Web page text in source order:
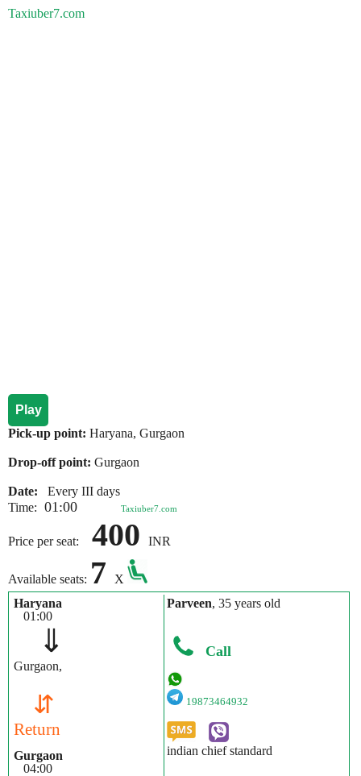
Taxiuber7.com
Play
Pick-up point: Haryana, Gurgaon
Drop-off point: Gurgaon
Date:
Every III days
Time: 01:00 Taxiuber7.com
Price per seat: 400 INR
Available seats: 7
X
Haryana
01:00
⇓
Gurgaon,
⇵
Return
Gurgaon
04:00
Parveen, 35 years old
Call
19873464932
indian chief standard